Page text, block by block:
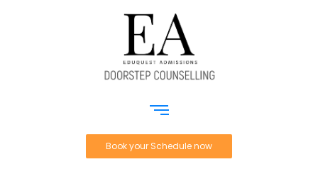
Book your Schedule now